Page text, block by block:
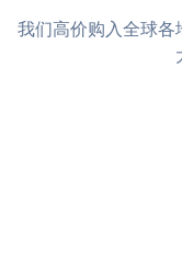
我们高价购入全球各